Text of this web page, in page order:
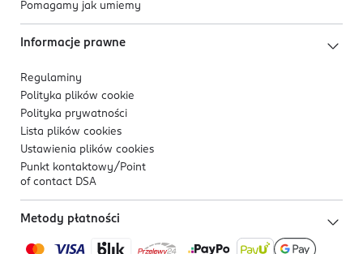
Pomagamy jak umiemy
Informacje prawne
Regulaminy
Polityka plików cookie
Polityka prywatności
Lista plików cookies
Ustawienia plików cookies
Punkt kontaktowy/ Point
of contact DSA
Metody płatności